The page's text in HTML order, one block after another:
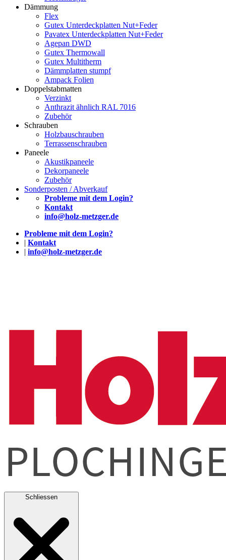
Dämmung
Flex
Gutex Unterdeckplatten Nut+Feder
Pavatex Unterdeckplatten Nut+Feder
Agepan DWD
Gutex Thermowall
Gutex Multitherm
Dämmplatten stumpf
Ampack Folien
Doppelstabmatten
Verzinkt
Anthrazit ähnlich RAL 7016
Zubehör
Schrauben
Holzbauschrauben
Terrassenschrauben
Paneele
Akustikpaneele
Dekorpaneele
Zubehör
Sonderposten / Abverkauf
Probleme mit dem Login?
Kontakt
info@holz-metzger.de
Probleme mit dem Login?
| Kontakt
| info@holz-metzger.de
Schliessen